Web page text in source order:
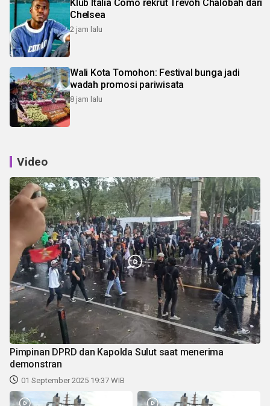
Klub Italia Como rekrut Trevoh Chalobah dari
Chelsea
2 jam lalu
Wali Kota Tomohon: Festival bunga jadi
wadah promosi pariwisata
8 jam lalu
Video
Pimpinan DPRD dan Kapolda Sulut saat menerima
demonstran
01 September 2025 19:37 WIB